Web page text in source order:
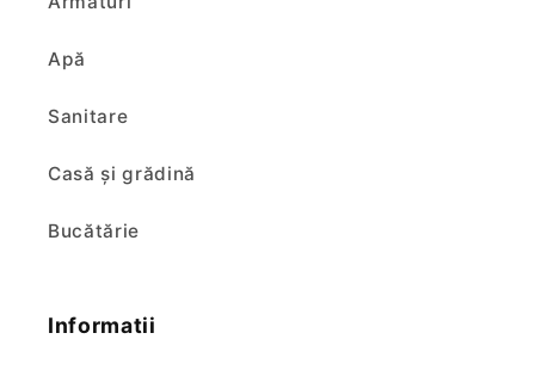
Apă
Sanitare
Casă și grădină
Bucătărie
Informatii